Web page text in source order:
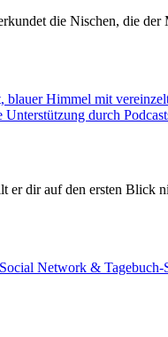
die Nischen, die der
er dir auf den ersten Blick